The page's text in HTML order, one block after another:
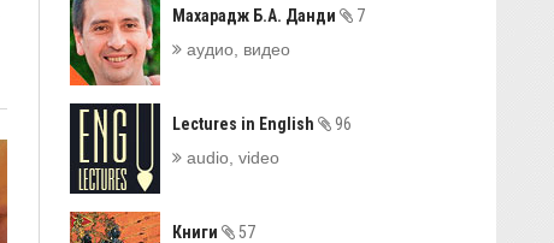
Махарадж Б.А. Данди
7
аудио, видео
Lectures in English
96
audio, video
Книги
57